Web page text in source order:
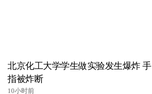
北京化工大学学生做实验发生爆炸 手
指被炸断
10小时前